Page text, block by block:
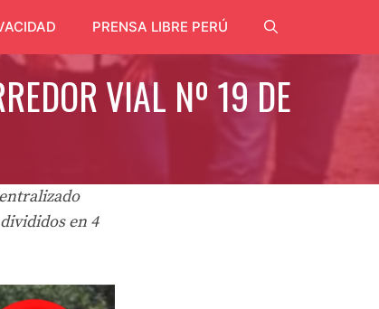
PRENSA LIBRE PERÚ
VIAL Nº 19 DE
en 4